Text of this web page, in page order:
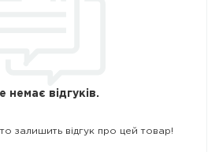
немає відгуків.
залишить відгук про цей товар!